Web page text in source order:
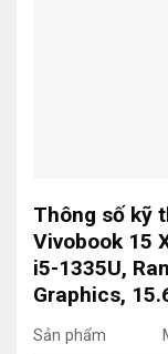
Thông số kỹ
Vivobook 15
i5-1335U,
Graphics,
Sản phẩm